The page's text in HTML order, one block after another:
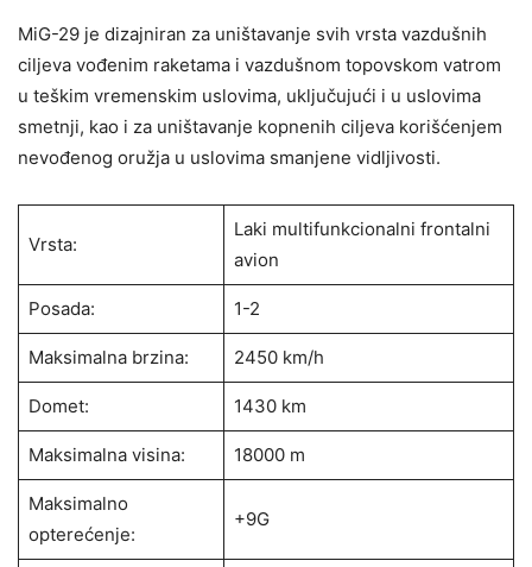
MiG-29 je dizajniran za uništavanje svih vrsta vazdušnih
ciljeva vođenim raketama i vazdušnom topovskom vatrom
u teškim vremenskim uslovima, uključujući i u uslovima
smetnji, kao i za uništavanje kopnenih ciljeva korišćenjem
nevođenog oružja u uslovima smanjene vidljivosti.
Vrsta:
Laki multifunkcionalni frontalni
avion
Posada: 1-2
Maksimalna brzina: 2450 km/h
Domet: 1430 km
Maksimalna visina: 18000 m
Maksimalno
opterećenje:
+9G